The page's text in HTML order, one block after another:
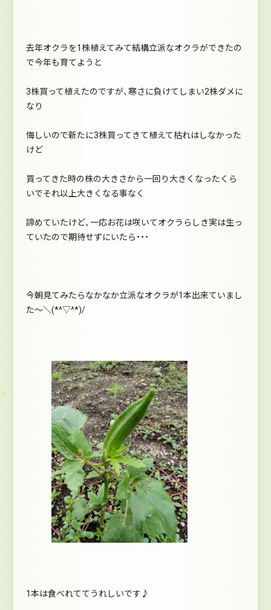
去年オクラを1株植えてみて結構立派なオクラができたの
で今年も育てようと
3株買って植えたのですが、寒さに負けてしまい2株ダメに
なり
悔しいので新たに3株買ってきて植えて枯れはしなかった
けど
買ってきた時の株の大きさから一回り大きくなったくら
いでそれ以上大きくなる事なく
諦めていたけど、一応お花は咲いてオクラらしき実は生っ
ていたので期待せずにいたら・・・
今朝見てみたらなかなか立派なオクラが1本出来ていまし
た～＼(*^▽^*)/
1本は食べれててうれしいです♪